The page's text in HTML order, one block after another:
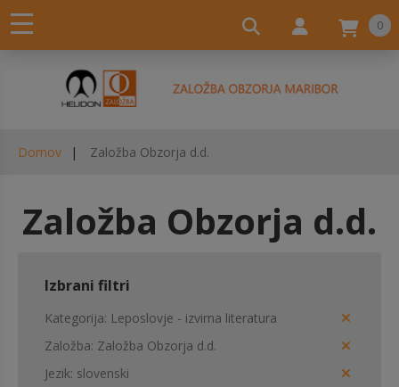
0
Domov Založba Obzorja d.d.
Založba Obzorja d.d.
Izbrani filtri
Kategorija Leposlovje - izvirna literatura
Založba Založba Obzorja d.d.
Jezik slovenski